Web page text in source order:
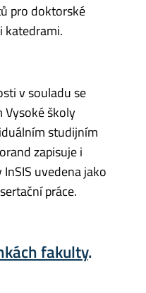
pro doktorské
katedrami.
v souladu se
Vysoké školy
studijním
zapisuje i
uvedena jako
práce.
fakulty.